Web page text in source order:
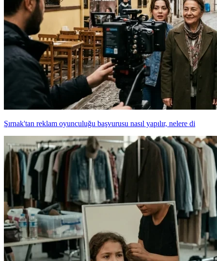
Şırnak'tan reklam oyunculuğu başvurusu nasıl yapılır, nelere di